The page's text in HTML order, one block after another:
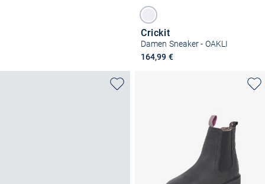
Crickit
Damen Sneaker - OAKLI
164,99 €